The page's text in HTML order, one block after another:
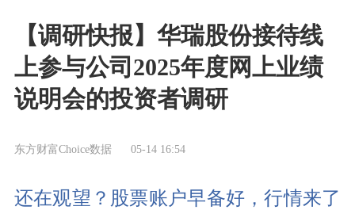
【调研快报】华瑞股份接待线
上参与公司2025年度网上业绩
说明会的投资者调研
东方财富Choice数据 05-14 16:54
还在观望？股票账户早备好，行情来了